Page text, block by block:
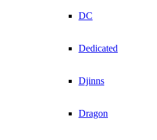
DC
Dedicated
Djinns
Dragon